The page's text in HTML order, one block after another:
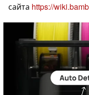
сайта https://